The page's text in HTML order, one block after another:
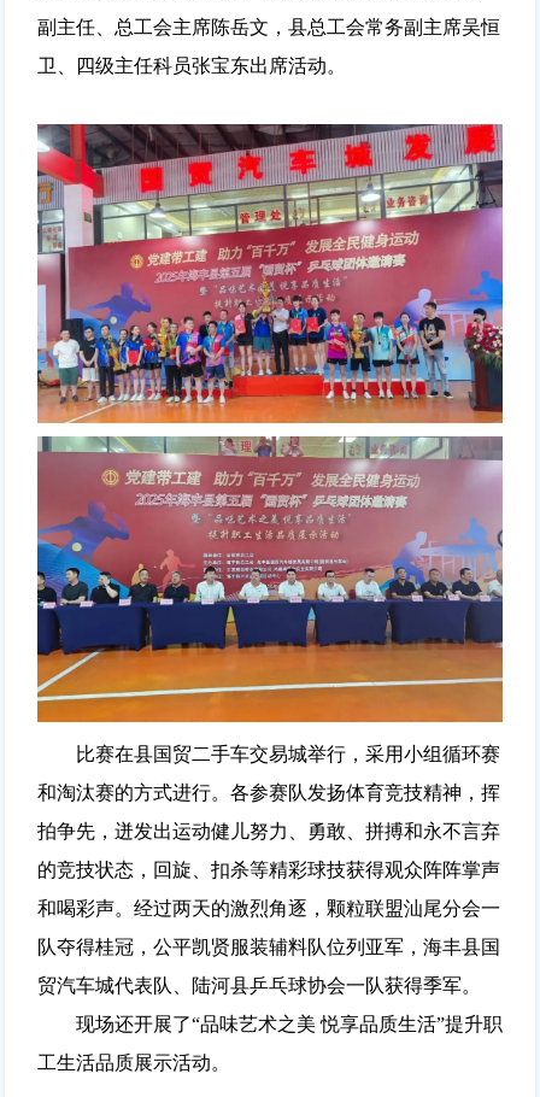
副主任、总工会主席陈岳文，县总工会常务副主席吴恒
卫、四级主任科员张宝东出席活动。
比赛在县国贸二手车交易城举行，采用小组循环赛
和淘汰赛的方式进行。各参赛队发扬体育竞技精神，挥
拍争先，迸发出运动健儿努力、勇敢、拼搏和永不言弃
的竞技状态，回旋、扣杀等精彩球技获得观众阵阵掌声
和喝彩声。经过两天的激烈角逐，颗粒联盟汕尾分会一
队夺得桂冠，公平凯贤服装辅料队位列亚军，海丰县国
贸汽车城代表队、陆河县乒乓球协会一队获得季军。
现场还开展了“品味艺术之美 悦享品质生活”提升职
工生活品质展示活动。